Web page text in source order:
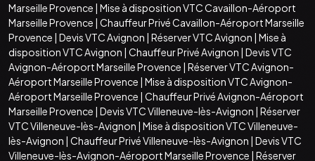
Marseille Provence | Mise à disposition VTC Cavaillon-Aéroport
Marseille Provence | Chauffeur Privé Cavaillon-Aéroport Marseille
Provence | Devis VTC Avignon | Réserver VTC Avignon | Mise à
disposition VTC Avignon | Chauffeur Privé Avignon | Devis VTC
Avignon-Aéroport Marseille Provence | Réserver VTC Avignon-
Aéroport Marseille Provence | Mise à disposition VTC Avignon-
Aéroport Marseille Provence | Chauffeur Privé Avignon-Aéroport
Marseille Provence | Devis VTC Villeneuve-lès-Avignon | Réserver
VTC Villeneuve-lès-Avignon | Mise à disposition VTC Villeneuve-
lès-Avignon | Chauffeur Privé Villeneuve-lès-Avignon | Devis VTC
Villeneuve-lès-Avignon-Aéroport Marseille Provence | Réserver